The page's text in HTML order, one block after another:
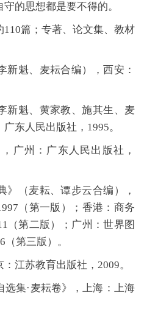
的思想都是要不得的。
篇；专著、论文集、教材
魁、麦耘合编），西安：
魁、黄家教、施其生、麦
东人民出版社，1995。
州：广东人民出版社，
（麦耘、谭步云合编），
（第一版）；香港：商务
（第二版）；广州：世界图
第三版）。
苏教育出版社，2009。
集·麦耘卷》，上海：上海